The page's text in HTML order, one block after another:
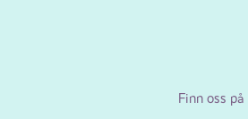
Finn oss på